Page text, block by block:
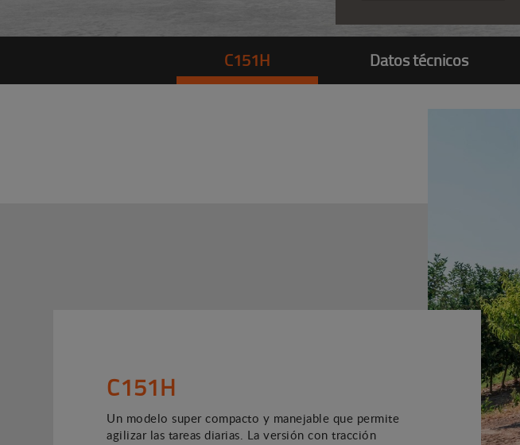
C151H Datos técnicos
C151H
Un modelo super compacto y manejable que permite
agilizar las tareas diarias. La versión con tracción